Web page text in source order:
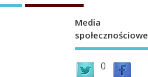
Media
społecznościowe
0